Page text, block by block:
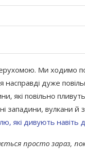
Ми ходимо
дуже
які повільно
западини, вулкани
які дивують навіть
просто зараз,